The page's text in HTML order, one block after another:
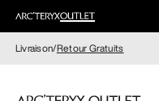
Livraison/Retour Gratuits